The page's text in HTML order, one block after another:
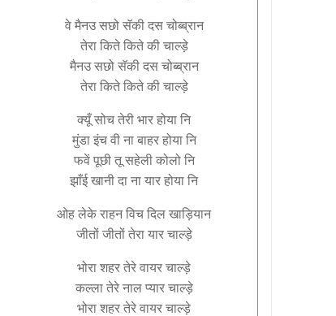
वे मैनउ सछो सॅकी दस चोब्ब्रान
तेरा किते किते की चाल्ड़े
मैनउ सछो सॅकी दस चोब्ब्रान
तेरा किते किते की चाल्ड़े
क्यूँ सोच तेरी भार होया नि
मुंडा इंच वी ना बाहर होया नि
फवें पूछी तू सहेली कोलो नि
झाँई खानी दा ना यार होया नि
ओह लेके राहन विच दिल खाड़ियान
जीतों जीतों तेरा यार चाल्ड़े
भोरा शहर तेरे वायर चाल्ड़े
कल्ला तेरे नाल प्यार चाल्ड़े
भोरा शहर तेरे वायर चाल्ड़े